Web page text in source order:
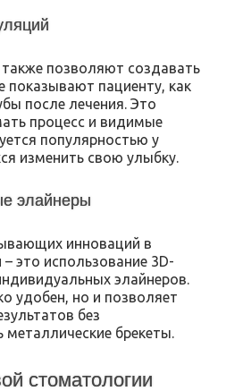
позволяют создавать
показывают пациенту, как
после лечения. Это
процесс и видимые
популярностью у
изменить свою улыбку.
элайнеры
инноваций в
это использование 3D-
элайнеров.
удобен, но и позволяет
без
брекеты.
стоматологии